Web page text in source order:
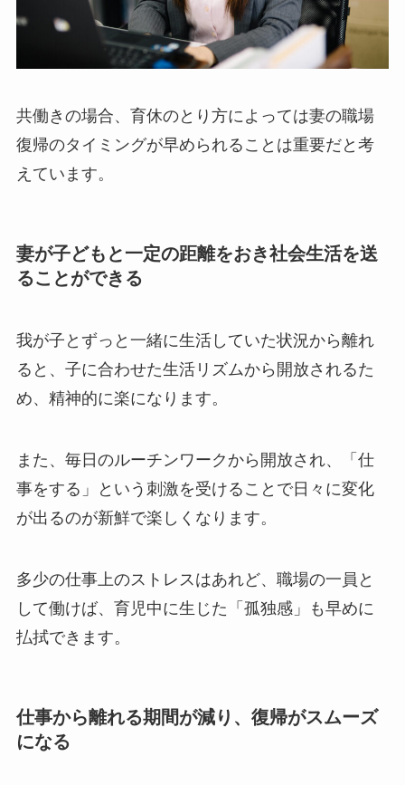
共働きの場合、育休のとり方によっては妻の職場
復帰のタイミングが早められることは重要だと考
えています。
妻が子どもと一定の距離をおき社会生活を送
ることができる
我が子とずっと一緒に生活していた状況から離れ
ると、子に合わせた生活リズムから開放されるた
め、精神的に楽になります。
また、毎日のルーチンワークから開放され、「仕
事をする」という刺激を受けることで日々に変化
が出るのが新鮮で楽しくなります。
多少の仕事上のストレスはあれど、職場の一員と
して働けば、育児中に生じた「孤独感」も早めに
払拭できます。
仕事から離れる期間が減り、復帰がスムーズ
になる